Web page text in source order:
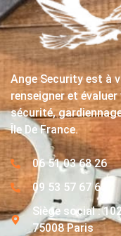
Ange Security est à
renseigner et
sécurité,
Île De France.
06 51 03 68 26
09 53 57 67 63
Siège social :
75008 Paris